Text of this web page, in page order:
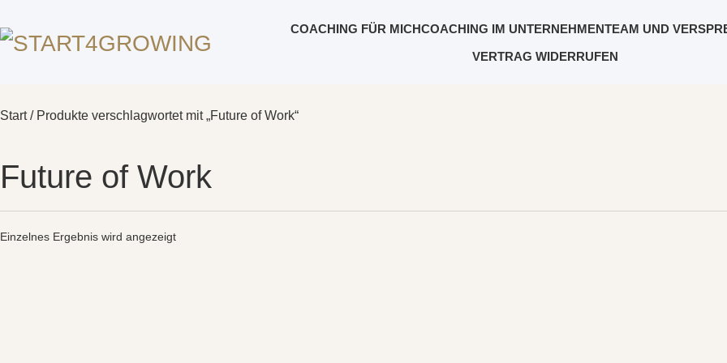
COACHING FÜR MICHCOACHING IM UNTERNEHMENTEAM UND
VERTRAG WIDERRUFEN
Start/ Produkte verschlagwortet mit „Future of Work“
Future of Work
Einzelnes Ergebnis wird angezeigt